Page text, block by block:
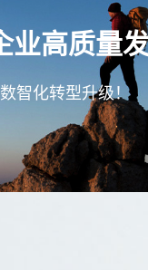
业高质量
智化转型升级！